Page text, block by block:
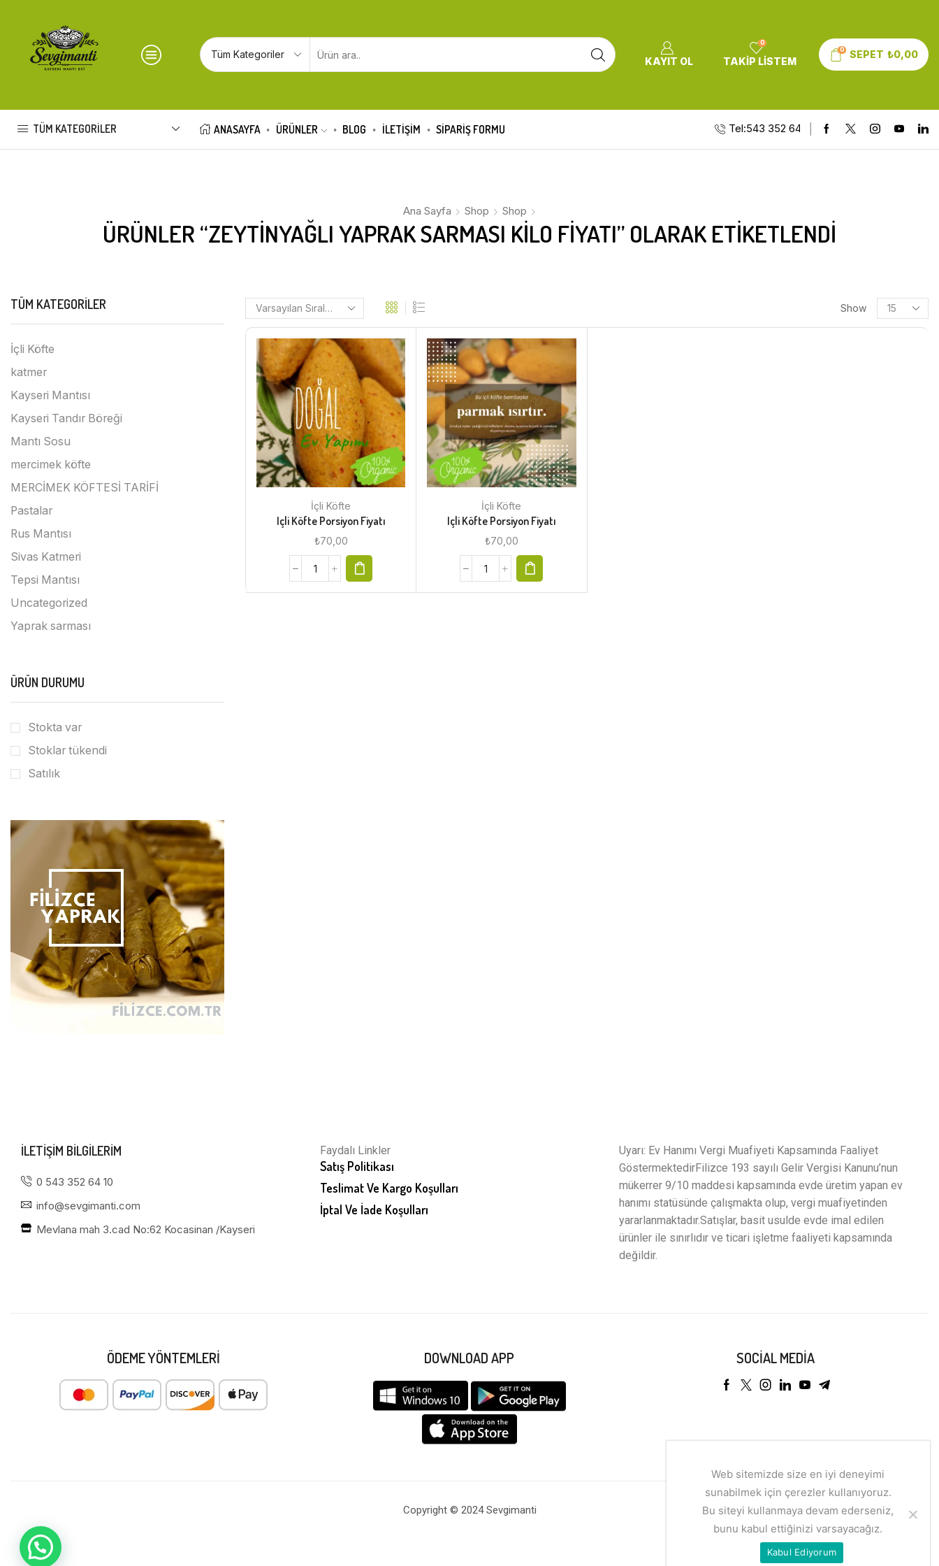
KAYIT OL
0
TAKIP LISTEM
0 SEPET ₺0,00
TÜM KATEGORILER ANASAYFA ÜRÜNLER BLOG İLETİŞİM SIPARIŞ FORMU Tel:543 352 64 10
Ana Sayfa Shop Shop
ÜRÜNLER “ZEYTINYAĞLI YAPRAK SARMASI KILO FIYATI” OLARAK ETIKETLENDI
Show
İçli Köfte
Içli Köfte Porsiyon Fiyatı
₺70,00
İçli Köfte
Içli Köfte Porsiyon Fiyatı
₺70,00
TÜM KATEGORILER
İçli Köfte
katmer
Kayseri Mantısı
Kayseri Tandır Böreği
Mantı Sosu
mercimek köfte
MERCİMEK KÖFTESİ TARİFİ
Pastalar
Rus Mantısı
Sivas Katmeri
Tepsi Mantısı
Uncategorized
Yaprak sarması
ÜRÜN DURUMU
Stokta var
Stoklar tükendi
Satılık
ILETIŞIM BILGILERIM
0 543 352 64 10
info@sevgimanti.com
Mevlana mah 3.cad No:62 Kocasinan /Kayseri
Faydalı Linkler
Satış Politikası
Teslimat Ve Kargo Koşulları
İptal Ve İade Koşulları
Uyarı: Ev Hanımı Vergi Muafiyeti Kapsamında Faaliyet
GöstermektedirFilizce 193 sayılı Gelir Vergisi Kanunu’nun
mükerrer 9/10 maddesi kapsamında evde üretim yapan ev
hanımı statüsünde çalışmakta olup, vergi muafiyetinden
yararlanmaktadır.Satışlar, basit usulde evde imal edilen
ürünler ile sınırlıdır ve ticari işletme faaliyeti kapsamında
değildir.
ÖDEME YÖNTEMLERI DOWNLOAD APP SOCIAL MEDIA
Copyright © 2024 Sevgimanti
Web sitemizde size en iyi deneyimi
sunabilmek için çerezler kullanıyoruz.
Bu siteyi kullanmaya devam ederseniz,
bunu kabul ettiğinizi varsayacağız.
Kabul Ediyorum